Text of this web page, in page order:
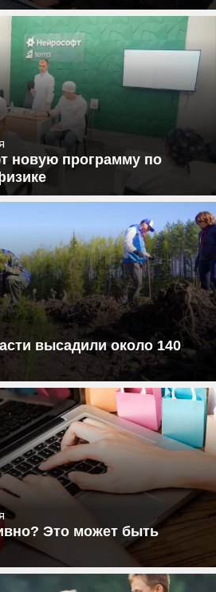
новую программу по
высадили около 140
Это может быть